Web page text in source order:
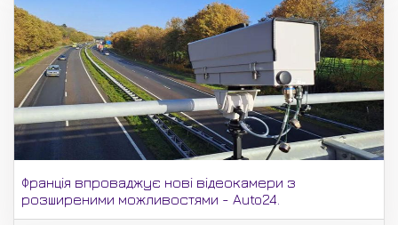
Франція впроваджує нові відеокамери з
розширеними можливостями - Auto24.